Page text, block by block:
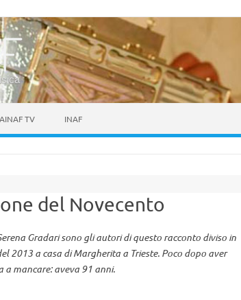
TV INAF
del Novecento
Gradari sono gli autori di questo racconto diviso in
2013 a casa di Margherita a Trieste. Poco dopo aver
a mancare: aveva 91 anni.